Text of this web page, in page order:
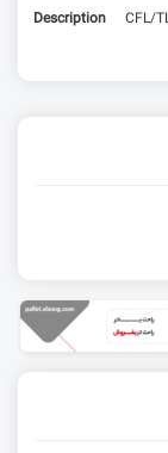
Description CFL/